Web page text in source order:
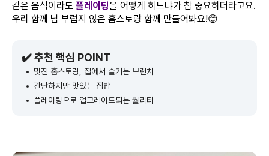
같은 음식이라도 플레이팅을 어떻게 하느냐가 참 중요하더라고요.
우리 함께 남 부럽지 않은 홈스토랑 함께 만들어봐요!😊
✔️ 추천 핵심 POINT
멋진 홈스토랑, 집에서 즐기는 브런치
간단하지만 맛있는 집밥
플레이팅으로 업그레이드되는 퀄리티